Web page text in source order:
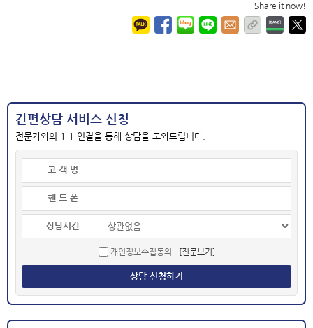
Share it now!
간편상담 서비스 신청
전문가와의 1:1 연결을 통해 상담을 도와드립니다.
고 객 명
핸 드 폰
상담시간
개인정보수집동의 [전문보기]
상담 신청하기